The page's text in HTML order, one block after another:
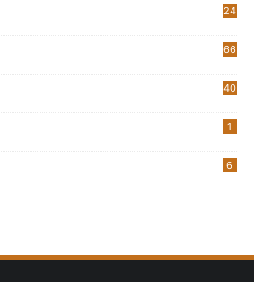
24
66
40
1
6